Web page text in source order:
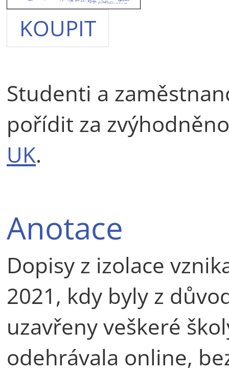
KOUPIT
Studenti a
pořídit za
UK.
Anotace
Dopisy z izolace
2021, kdy byly z
uzavřeny veškeré
odehrávala online,